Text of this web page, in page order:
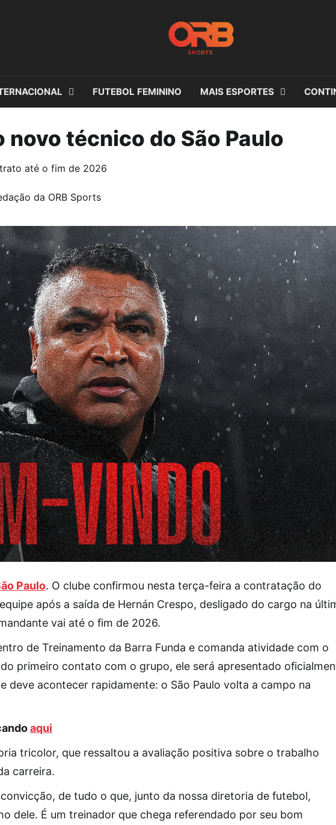
FUTEBOL FEMININO MAIS ESPORTES
novo técnico do São Paulo
até o fim de 2026
da ORB Sports
Paulo. O clube confirmou nesta terça-feira a contratação do
após a saída de Hernán Crespo, desligado do cargo na
vai até o fim de 2026.
de Treinamento da Barra Funda e comanda atividade com o
primeiro contato com o grupo, ele será apresentado
deve acontecer rapidamente: o São Paulo volta a campo na
aqui
tricolor, que ressaltou a avaliação positiva sobre o trabalho
carreira.
de tudo o que, junto da nossa diretoria de futebol,
dele. É um treinador que chega referendado por seu bom